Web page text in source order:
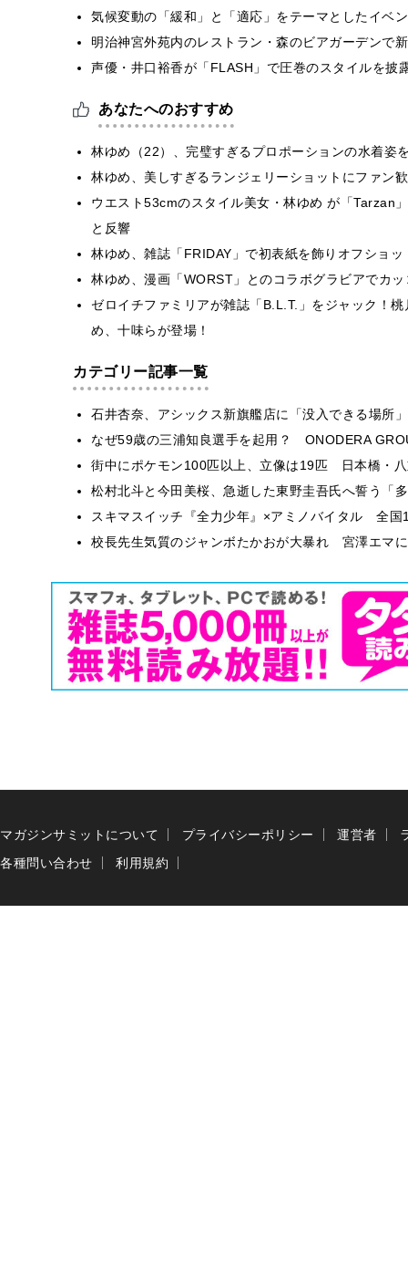
気候変動の「緩和」と「適応」をテーマとしたイベ
明治神宮外苑内のレストラン・森のビアガーデンで
声優・井口裕香が「FLASH」で圧巻のスタイルを
あなたへのおすすめ
林ゆめ（22）、完璧すぎるプロポーションの水着姿
林ゆめ、美しすぎるランジェリーショットにファン
ウエスト53cmのスタイル美女・林ゆめ が「Tarzan
と反響
林ゆめ、雑誌「FRIDAY」で初表紙を飾りオフショ
林ゆめ、漫画「WORST」とのコラボグラビアでカ
ゼロイチファミリアが雑誌「B.L.T.」をジャック！
め、十味らが登場！
カテゴリー記事一覧
石井杏奈、アシックス新旗艦店に「没入できる場所
なぜ59歳の三浦知良選手を起用？ ONODERA
街中にポケモン100匹以上、立像は19匹 日本橋・
松村北斗と今田美桜、急逝した東野圭吾氏へ誓う「
スキマスイッチ『全力少年』×アミノバイタル 全国
校長先生気質のジャンボたかおが大暴れ 宮澤エマ
マガジンサミットについて プライバシーポリシー 運営者
各種問い合わせ
利用規約